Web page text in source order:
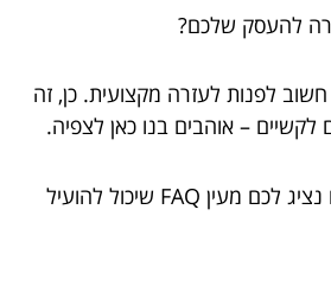
להעסק שלכם?
לפנות לעזרה מקצועית. כן, זה
– אוהבים בנו כאן לצפיה.
רגע – לפני שנפרדים נציג לכם מעין FAQ שיכול להועיל